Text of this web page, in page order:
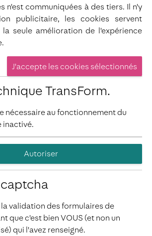
n'est communiquées à des tiers. Il n'y
publicitaire, les cookies servent
la seule amélioration de l'expérience
TransForm.
nécessaire au fonctionnement du
inactivé.
Autoriser
validation des formulaires de
que c'est bien VOUS (et non un
qui l'avez renseigné.